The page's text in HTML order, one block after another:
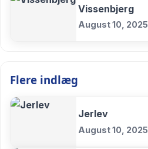
Vissenbjerg
August 10, 2025
Flere indlæg
Jerlev
August 10, 2025